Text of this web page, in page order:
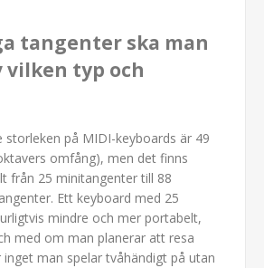
tangenter ska man
vilken typ och
storleken på MIDI-keyboards är 49
omfång), men det finns
från 25 minitangenter till 88
Ett keyboard med 25
mindre och mer portabelt,
med om man planerar att resa
man spelar tvåhändigt på utan